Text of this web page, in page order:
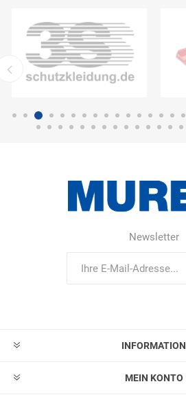
Newsletter
INFORMATION
MEIN KONTO